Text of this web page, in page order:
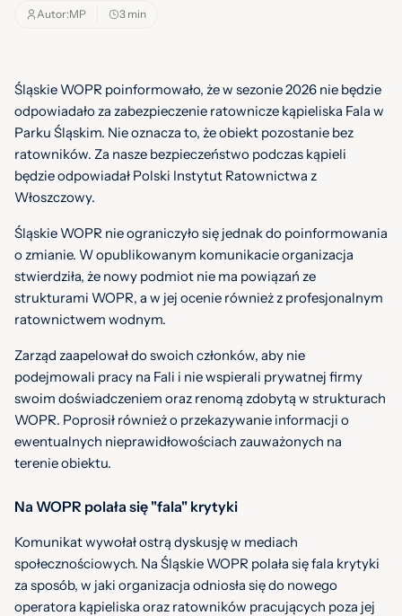
Autor:MP 3 min
Źródło / autor zdjęcia: FB Śląskie WOPR
Śląskie WOPR poinformowało, że w sezonie 2026 nie będzie
odpowiadało za zabezpieczenie ratownicze kąpieliska Fala w
Parku Śląskim. Nie oznacza to, że obiekt pozostanie bez
ratowników. Za nasze bezpieczeństwo podczas kąpieli
będzie odpowiadał Polski Instytut Ratownictwa z
Włoszczowy.
Śląskie WOPR nie ograniczyło się jednak do poinformowania
o zmianie. W opublikowanym komunikacie organizacja
stwierdziła, że nowy podmiot nie ma powiązań ze
strukturami WOPR, a w jej ocenie również z profesjonalnym
ratownictwem wodnym.
Zarząd zaapelował do swoich członków, aby nie
podejmowali pracy na Fali i nie wspierali prywatnej firmy
swoim doświadczeniem oraz renomą zdobytą w strukturach
WOPR. Poprosił również o przekazywanie informacji o
ewentualnych nieprawidłowościach zauważonych na
terenie obiektu.
Na WOPR polała się "fala" krytyki
Komunikat wywołał ostrą dyskusję w mediach
społecznościowych. Na Śląskie WOPR polała się fala krytyki
za sposób, w jaki organizacja odniosła się do nowego
operatora kąpieliska oraz ratowników pracujących poza jej